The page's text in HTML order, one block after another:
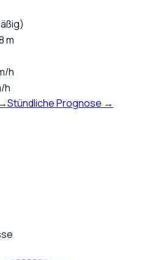
m
h
h
Stündliche Prognose →